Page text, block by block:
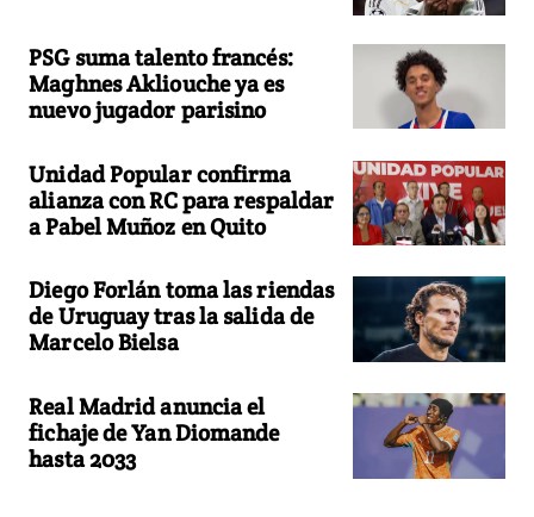
PSG suma talento francés:
Maghnes Akliouche ya es
nuevo jugador parisino
Unidad Popular confirma
alianza con RC para respaldar
a Pabel Muñoz en Quito
Diego Forlán toma las riendas
de Uruguay tras la salida de
Marcelo Bielsa
Real Madrid anuncia el
fichaje de Yan Diomande
hasta 2033